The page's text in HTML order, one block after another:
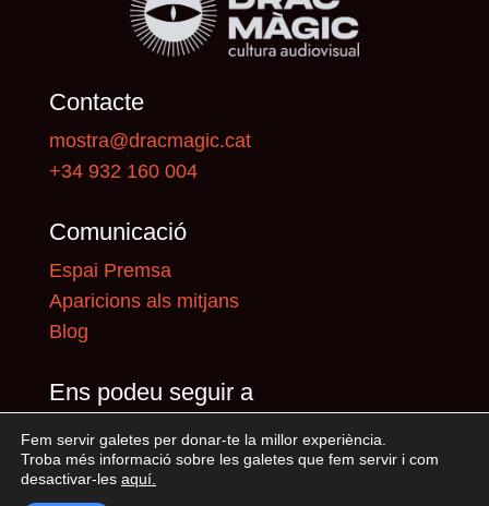
Contacte
mostra@dracmagic.cat
+34 932 160 004
Comunicació
Espai Premsa
Aparicions als mitjans
Blog
Ens podeu seguir a
Fem servir galetes per donar-te la millor experiència.
Troba més informació sobre les galetes que fem servir i com
desactivar-les aquí